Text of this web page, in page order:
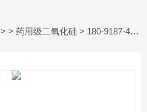
> >药用级二氧化硅 > 180-9187-4298晋湘药用级二氧化硅 cp20版四部